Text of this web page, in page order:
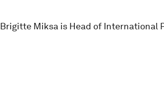
Brigitte Miksa is Head of International